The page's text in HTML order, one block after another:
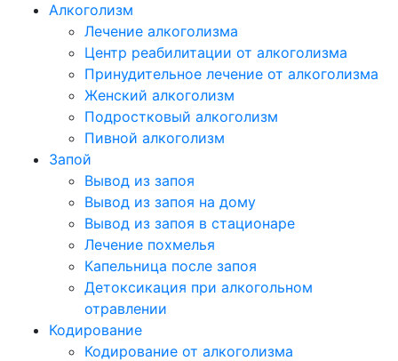
Алкоголизм
Лечение алкоголизма
Центр реабилитации от алкоголизма
Принудительное лечение от алкоголизма
Женский алкоголизм
Подростковый алкоголизм
Пивной алкоголизм
Запой
Вывод из запоя
Вывод из запоя на дому
Вывод из запоя в стационаре
Лечение похмелья
Капельница после запоя
Детоксикация при алкогольном
отравлении
Кодирование
Кодирование от алкоголизма